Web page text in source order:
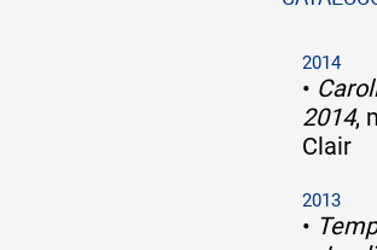
2014
•
2014,
Clair
2013
•